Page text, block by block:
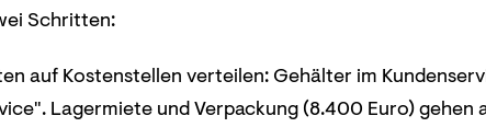
Schritten:
auf Kostenstellen verteilen: Gehälter im
Lagermiete und Verpackung (8.400 Euro) gehen